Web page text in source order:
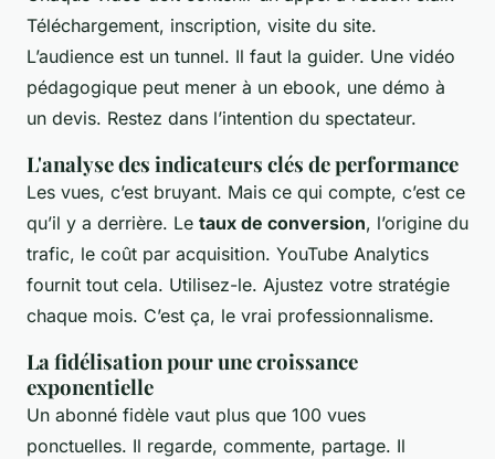
Téléchargement, inscription, visite du site.
L’audience est un tunnel. Il faut la guider. Une vidéo
pédagogique peut mener à un ebook, une démo à
un devis. Restez dans l’intention du spectateur.
L'analyse des indicateurs clés de performance
Les vues, c’est bruyant. Mais ce qui compte, c’est ce
qu’il y a derrière. Le taux de conversion, l’origine du
trafic, le coût par acquisition. YouTube Analytics
fournit tout cela. Utilisez-le. Ajustez votre stratégie
chaque mois. C’est ça, le vrai professionnalisme.
La fidélisation pour une croissance
exponentielle
Un abonné fidèle vaut plus que 100 vues
ponctuelles. Il regarde, commente, partage. Il